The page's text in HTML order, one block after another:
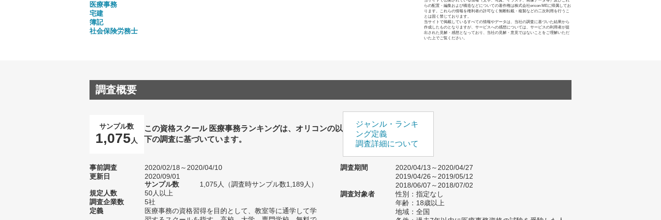
医療事務
宅建
簿記
社会保険労務士
らの配置・編集および構造などについての著作権は株式会社oricon MEに帰属してお
ります。これらの情報を権利者の許可なく無断転載・複製などの二次利用を行うこ
とは固く禁じております。
当サイトで掲載しているすべての情報やデータは、当社の調査に基づいた結果から
作成したものとなりますが、サービスへの感想については、サービスの利用者が提
出された見解・感想となっており、当社の見解・意見ではないことをご理解いただ
いた上でご覧ください。
調査概要
サンプル数
1,075 人
この資格スクール 医療事務ランキングは、オリコンの以
下の調査に基づいています。
ジャンル・ランキ
ング定義
調査詳細について
事前調査
2020/02/18～2020/04/10
更新日
2020/09/01
サンプル数
1,075人（調査時サンプル数1,189人）
規定人数
50人以上
調査企業数
5社
定義
医療事務の資格習得を目的として、教室等に通学して学
調査期間
2020/04/13～2020/04/27
2019/04/26～2019/05/12
2018/06/07～2018/07/02
調査対象者
性別：指定なし
年齢：18歳以上
地域：全国